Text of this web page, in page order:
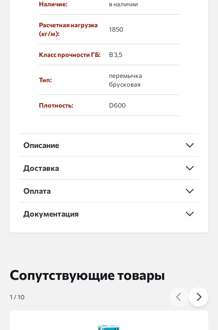
Наличие: в наличии
Расчетная нагрузка
(кг/м):
1850
Класс прочности ГБ: В 3,5
Тип:
перемычка
брусковая
Плотность: D600
Описание
Доставка
Оплата
Документация
Сопутствующие товары
1 /10